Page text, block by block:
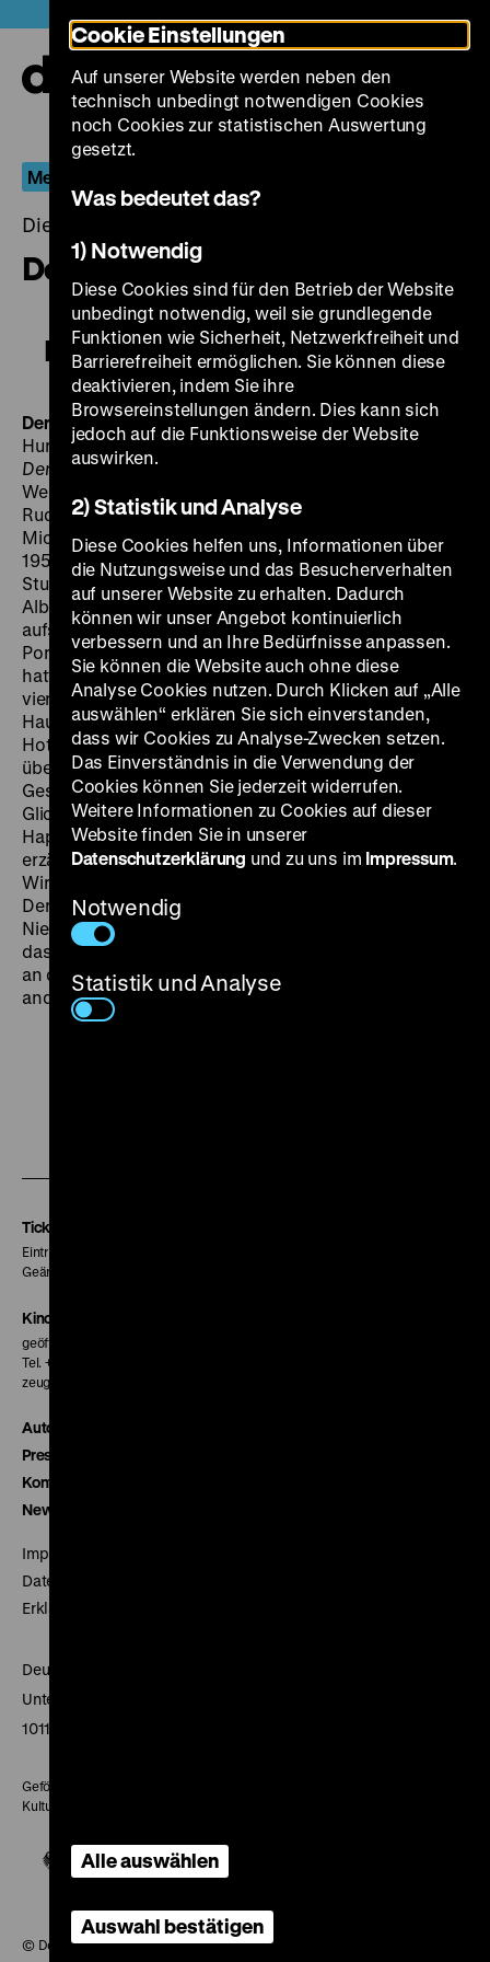
zum
Seiteninhalt
springen
Menschen im Hotel
Dienstag, 05. Januar 2016, 20.00 - 00.00 Uhr
Der letzte Mann
Der letzte Mann
Der letzte MannBRD 1955, R: Harald Braun, B: Georg
Hurdalek, Herbert Witt, nach Motiven des Drehbuchs
Der letzte Mannvon Carl Mayer, K: Richard Angst, M:
Werner Eisbrenner, D: Hans Albers, Romy Schneider,
Rudolf Forster, Joachim Fuchsberger, Camilla Spira,
Michael Heltau, 105’ 35 mm DI 05.01. um 20 Uhr Im
1955 entstandenen Remake des berühmten
Stummfilms von F. W. Murnau spielt Siegertyp Hans
Albers die Rolle des alternden Hotelangestellten, der
aufs Abstellgleis geschoben wird. Aus dem stolzen
Portier, den Emil Jannings in Murnaus Film verkörpert
hatte, ist ein eitler Oberkellner geworden, der nach
vierzig Jahren Dienstzeit so etwas wie die Seele des
Hauses und für die 17-jährige Tochter der
Hotelbesitzerin wie ein Vater ist. Als die Mutter stirbt,
übernimmt jedoch ein hinterlistiger Vetter die
Geschäfte und versetzt den Alten zum Toilettendienst.
Glich Murnaus Film einer Tragödie mit angehängtem
Happy End und einer One-Man-Show für Jannings,
erzählt Harald Brauns Bearbeitung aus der
Wirtschaftswunderzeit ein Wiederaufstiegsmärchen.
Der „letzte Mann“ muss nicht nur den eigenen
Niedergang überwinden, sondern auch verhindern,
dass der aalglatte Vetter (Joachim Fuchsberger) sich
an das süße Töchterlein (Romy Schneider), die einen
anderen (Michael Heltau) liebt, heranmacht. (obr)
Tickets
Eintritt 5 €
Geänderte Preise sind im Programm vermerkt.
Kinokasse
geöffnet 30 Minuten vor Beginn der ersten Vorstellung
Tel. + 49 30 20304-770
zeughauskino@dhm.de
Autor*innen
Presse
Kontakt
Newsletter
Impressum
Datenschutz
Erklärung digitale Barrierefreiheit
Deutsches Historisches Museum
Unter den Linden 2
10117 Berlin
Gefördert mit Mitteln des Beauftragten der Bundesregierung für
Kultur und Medien
© Deutsches Historisches Museum, 2026
Cookie Einstellungen
Auf unserer Website werden neben den
technisch unbedingt notwendigen Cookies
noch Cookies zur statistischen Auswertung
gesetzt.
Was bedeutet das?
1) Notwendig
Diese Cookies sind für den Betrieb der Website
unbedingt notwendig, weil sie grundlegende
Funktionen wie Sicherheit, Netzwerkfreiheit und
Barrierefreiheit ermöglichen. Sie können diese
deaktivieren, indem Sie ihre
Browsereinstellungen ändern. Dies kann sich
jedoch auf die Funktionsweise der Website
auswirken.
2) Statistik und Analyse
Diese Cookies helfen uns, Informationen über
die Nutzungsweise und das Besucherverhalten
auf unserer Website zu erhalten. Dadurch
können wir unser Angebot kontinuierlich
verbessern und an Ihre Bedürfnisse anpassen.
Sie können die Website auch ohne diese
Analyse Cookies nutzen. Durch Klicken auf „Alle
auswählen“ erklären Sie sich einverstanden,
dass wir Cookies zu Analyse-Zwecken setzen.
Das Einverständnis in die Verwendung der
Cookies können Sie jederzeit widerrufen.
Weitere Informationen zu Cookies auf dieser
Website finden Sie in unserer
Datenschutzerklärung und zu uns im Impressum.
Notwendig
Statistik und Analyse
Alle auswählen
Auswahl bestätigen